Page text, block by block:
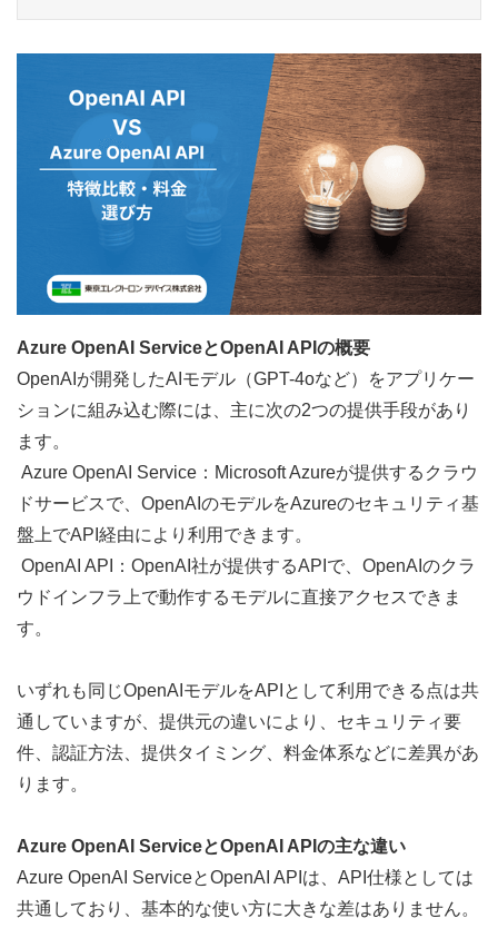
Azure OpenAI ServiceとOpenAI APIの概要
OpenAIが開発したAIモデル（GPT-4oなど）をアプリケー
ションに組み込む際には、主に次の2つの提供手段があり
ます。
ドサービスで、OpenAIのモデルをAzureのセキュリティ基
盤上でAPI経由により利用できます。
ウドインフラ上で動作するモデルに直接アクセスできま
す。
いずれも同じOpenAIモデルをAPIとして利用できる点は共
通していますが、提供元の違いにより、セキュリティ要
件、認証方法、提供タイミング、料金体系などに差異があ
ります。
Azure OpenAI ServiceとOpenAI APIの主な違い
Azure OpenAI ServiceとOpenAI APIは、API仕様としては
共通しており、基本的な使い方に大きな差はありません。